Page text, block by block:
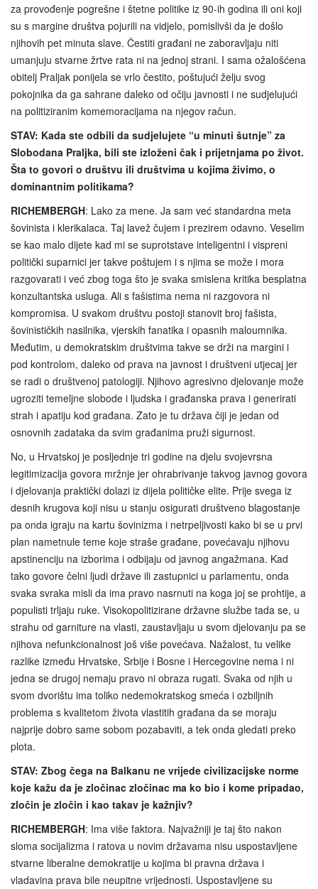
za provođenje pogrešne i štetne politike iz 90-ih godina ili oni koji
su s margine društva pojurili na vidjelo, pomislivši da je došlo
njihovih pet minuta slave. Čestiti građani ne zaboravljaju niti
umanjuju stvarne žrtve rata ni na jednoj strani. I sama ožalošćena
obitelj Praljak ponijela se vrlo čestito, poštujući želju svog
pokojnika da ga sahrane daleko od očiju javnosti i ne sudjelujući
na politiziranim komemoracijama na njegov račun.
STAV: Kada ste odbili da sudjelujete “u minuti šutnje” za
Slobodana Praljka, bili ste izloženi čak i prijetnjama po život.
Šta to govori o društvu ili društvima u kojima živimo, o
dominantnim politikama?
RICHEMBERGH: Lako za mene. Ja sam već standardna meta
šovinista i klerikalaca. Taj lavež čujem i prezirem odavno. Veselim
se kao malo dijete kad mi se suprotstave inteligentni i vispreni
politički suparnici jer takve poštujem i s njima se može i mora
razgovarati i već zbog toga što je svaka smislena kritika besplatna
konzultantska usluga. Ali s fašistima nema ni razgovora ni
kompromisa. U svakom društvu postoji stanovit broj fašista,
šovinističkih nasilnika, vjerskih fanatika i opasnih maloumnika.
Međutim, u demokratskim društvima takve se drži na margini i
pod kontrolom, daleko od prava na javnost i društveni utjecaj jer
se radi o društvenoj patologiji. Njihovo agresivno djelovanje može
ugroziti temeljne slobode i ljudska i građanska prava i generirati
strah i apatiju kod građana. Zato je tu država čiji je jedan od
osnovnih zadataka da svim građanima pruži sigurnost.
No, u Hrvatskoj je posljednje tri godine na djelu svojevrsna
legitimizacija govora mržnje jer ohrabrivanje takvog javnog govora
i djelovanja praktički dolazi iz dijela političke elite. Prije svega iz
desnih krugova koji nisu u stanju osigurati društveno blagostanje
pa onda igraju na kartu šovinizma i netrpeljivosti kako bi se u prvi
plan nametnule teme koje straše građane, povećavaju njihovu
apstinenciju na izborima i odbijaju od javnog angažmana. Kad
tako govore čelni ljudi države ili zastupnici u parlamentu, onda
svaka svraka misli da ima pravo nasrnuti na koga joj se prohtije, a
populisti trljaju ruke. Visokopolitizirane državne službe tada se, u
strahu od garniture na vlasti, zaustavljaju u svom djelovanju pa se
njihova nefunkcionalnost još više povećava. Nažalost, tu velike
razlike između Hrvatske, Srbije i Bosne i Hercegovine nema i ni
jedna se drugoj nemaju pravo ni obraza rugati. Svaka od njih u
svom dvorištu ima toliko nedemokratskog smeća i ozbiljnih
problema s kvalitetom života vlastitih građana da se moraju
najprije dobro same sobom pozabaviti, a tek onda gledati preko
plota.
STAV: Zbog čega na Balkanu ne vrijede civilizacijske norme
koje kažu da je zločinac zločinac ma ko bio i kome pripadao,
zločin je zločin i kao takav je kažnjiv?
RICHEMBERGH: Ima više faktora. Najvažniji je taj što nakon
sloma socijalizma i ratova u novim državama nisu uspostavljene
stvarne liberalne demokratije u kojima bi pravna država i
vladavina prava bile neupitne vrijednosti. Uspostavljene su